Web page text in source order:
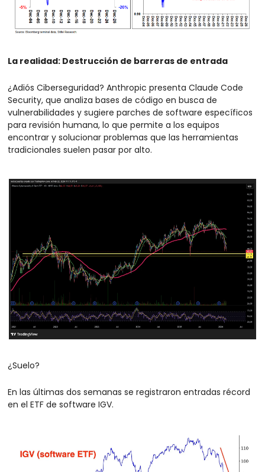
La realidad: Destrucción de barreras de entrada
¿Adiós Ciberseguridad? Anthropic presenta Claude Code
Security, que analiza bases de código en busca de
vulnerabilidades y sugiere parches de software específicos
para revisión humana, lo que permite a los equipos
encontrar y solucionar problemas que las herramientas
tradicionales suelen pasar por alto.
¿Suelo?
En las últimas dos semanas se registraron entradas récord
en el ETF de software IGV.